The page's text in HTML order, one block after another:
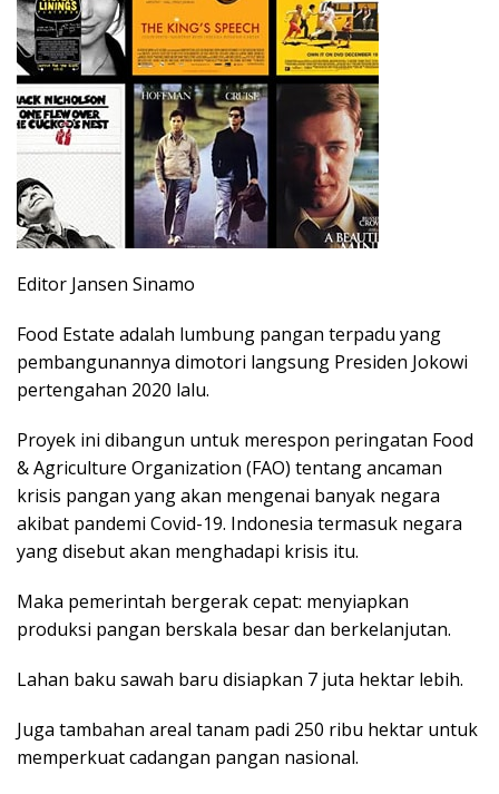
Editor Jansen Sinamo
Food Estate adalah lumbung pangan terpadu yang
pembangunannya dimotori langsung Presiden Jokowi
pertengahan 2020 lalu.
Proyek ini dibangun untuk merespon peringatan Food
& Agriculture Organization (FAO) tentang ancaman
krisis pangan yang akan mengenai banyak negara
akibat pandemi Covid-19. Indonesia termasuk negara
yang disebut akan menghadapi krisis itu.
Maka pemerintah bergerak cepat: menyiapkan
produksi pangan berskala besar dan berkelanjutan.
Lahan baku sawah baru disiapkan 7 juta hektar lebih.
Juga tambahan areal tanam padi 250 ribu hektar untuk
memperkuat cadangan pangan nasional.